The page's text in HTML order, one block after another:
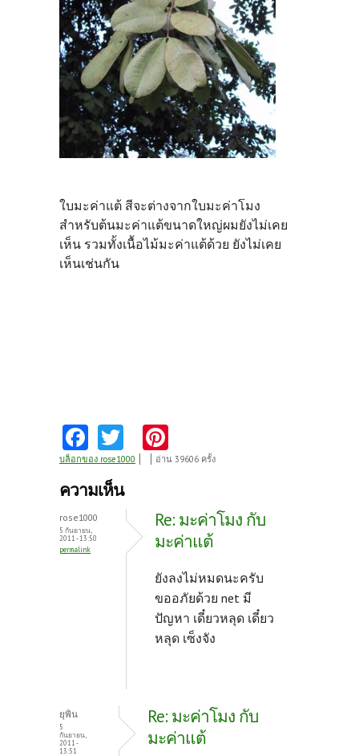
ใบมะค่าแต้ สีจะต่างจากใบมะค่าโมง
สำหรับต้นมะค่าแต้ขนาดใหญ่ผมยังไม่เคย
เห็น รวมทั้งเนื้อไม้มะค่าแต้ด้วย ยังไม่เคย
เห็นเช่นกัน
Fa
ce
b
o
o
k
w
itt
er
nt
es
t
บล็อกของ rose1000 อ่าน 39606 ครั้ง
ความเห็น
rose1000
5 กันยายน,
2011 - 13:50
permalink
Re: มะค่าโมง กับ
มะค่าแต้
ยังลงไม่หมดนะครับ
ขออภัยด้วย net มี
ปัญหา เดี๋ยวหลุด เดี๋ยว
หลุด เซ็งจัง
ยุพิน
5
กันยายน,
2011 -
13:51
Re: มะค่าโมง กับ
มะค่าแต้